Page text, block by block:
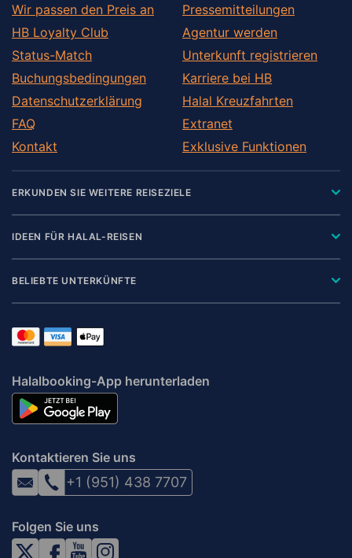
Wir passen den Preis an
HB Loyalty Club
Status-Match
Buchungsbedingungen
Datenschutzerklärung
FAQ
Kontakt
Pressemitteilungen
Agentur werden
Unterkunft registrieren
Karriere bei HB
Halal Kreuzfahrten
Extranet
Exklusive Funktionen
ERKUNDEN SIE WEITERE REISEZIELE
IDEEN FÜR HALAL-REISEN
BELIEBTE UNTERKÜNFTE
Halalbooking-App herunterladen
Kontaktieren Sie uns
+1 (951) 438 7707
Folgen Sie uns